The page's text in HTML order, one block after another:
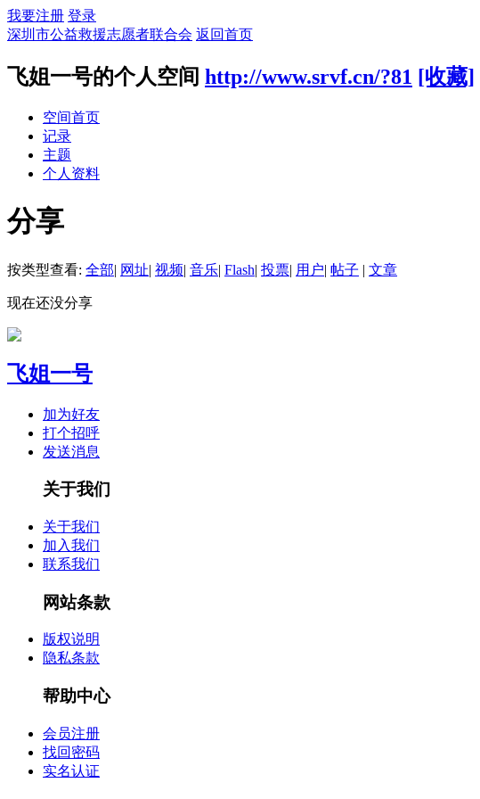
我要注册 登录
深圳市公益救援志愿者联合会 返回首页
飞姐一号的个人空间 http://www.srvf.cn/?81 [收藏]
空间首页
记录
主题
个人资料
分享
按类型查看: 全部| 网址| 视频| 音乐| Flash| 投票| 用户| 帖子 | 文章
现在还没分享
飞姐一号
加为好友
打个招呼
发送消息
关于我们
关于我们
加入我们
联系我们
网站条款
版权说明
隐私条款
帮助中心
会员注册
找回密码
实名认证